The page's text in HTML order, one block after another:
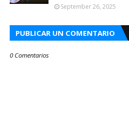
September 26, 2025
PUBLICAR UN COMENTARIO
0 Comentarios